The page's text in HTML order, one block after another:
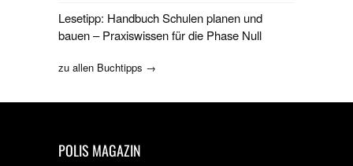
Lesetipp: Handbuch Schulen planen und
bauen – Praxiswissen für die Phase Null
zu allen Buchtipps →
POLIS MAGAZIN